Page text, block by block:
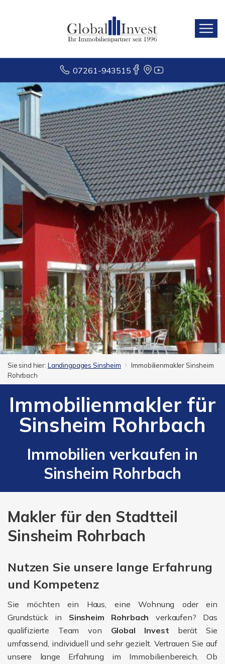
07261-943515
Sie sind hier: Landingpages Sinsheim
Immobilienmakler Sinsheim
Rohrbach
Immobilienmakler für
Sinsheim Rohrbach
Immobilien verkaufen in
Sinsheim Rohrbach
Makler für den Stadtteil
Sinsheim Rohrbach
Nutzen Sie unsere lange Erfahrung
und Kompetenz
Sie möchten ein Haus, eine Wohnung oder ein
Grundstück in Sinsheim Rohrbach verkaufen? Das
qualifizierte Team von Global Invest berät Sie
umfassend, individuell und sehr gezielt. Vertrauen Sie auf
unsere lange Erfahrung im Immobilienbereich. Ob